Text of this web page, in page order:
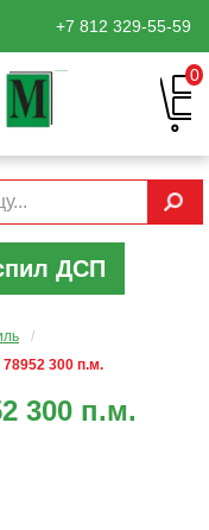
+7 812 329-55-59
0
ДСП
/
300 п.м.
300 п.м.